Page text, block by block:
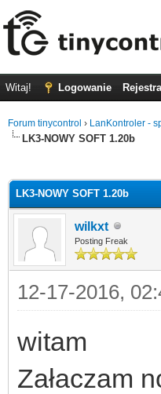
Witaj! Logowanie
Forum tinycontrol › LanKontroler -
LK3-NOWY SOFT 1.20b
LK3-NOWY SOFT 1.20b
wilkxt
Posting Freak
12-17-2016,
witam
Załaczam